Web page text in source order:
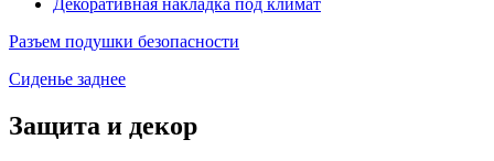
Разъем подушки безопасности
Сиденье заднее
Защита и декор